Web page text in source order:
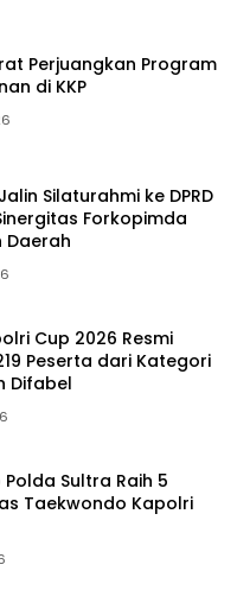
Perjuangkan Program
di KKP
Silaturahmi ke DPRD
Forkopimda
Daerah
Cup 2026 Resmi
Peserta dari Kategori
Difabel
Sultra Raih 5
Taekwondo Kapolri